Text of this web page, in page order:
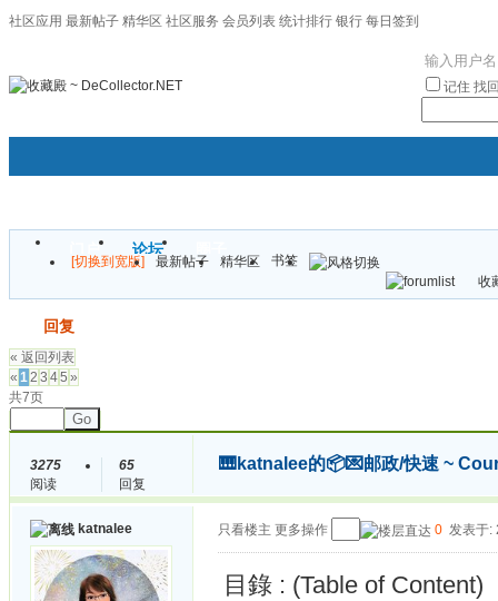
社区应用 最新帖子 精华区 社区服务 会员列表 统计排行 银行 每日签到
记住 找
门户 论坛
[切换到宽版] 最新帖子 精华区
书签
收
回复
« 返回列表
« 12 3 45 »
共7页
Go
3275
阅读
65
回复
🎹katnalee的📦💌邮政/快速 ~
katnalee 只看楼主 更多操作 0 发表于:
目錄 : (Table of Content)